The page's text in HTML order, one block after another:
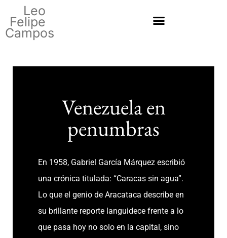
Leo
Felipe
Campos
Venezuela en
penumbras
En 1958, Gabriel García Márquez escribió
una crónica titulada: “Caracas sin agua”.
Lo que el genio de Aracataca describe en
su brillante reporte languidece frente a lo
que pasa hoy no solo en la capital, sino